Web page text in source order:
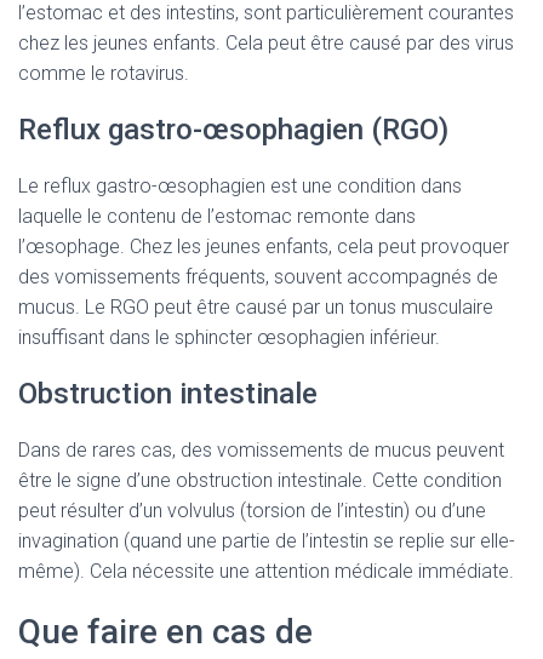
l’estomac et des intestins, sont particulièrement courantes
chez les jeunes enfants. Cela peut être causé par des virus
comme le rotavirus.
Reflux gastro-œsophagien (RGO)
Le reflux gastro-œsophagien est une condition dans
laquelle le contenu de l’estomac remonte dans
l’œsophage. Chez les jeunes enfants, cela peut provoquer
des vomissements fréquents, souvent accompagnés de
mucus. Le RGO peut être causé par un tonus musculaire
insuffisant dans le sphincter œsophagien inférieur.
Obstruction intestinale
Dans de rares cas, des vomissements de mucus peuvent
être le signe d’une obstruction intestinale. Cette condition
peut résulter d’un volvulus (torsion de l’intestin) ou d’une
invagination (quand une partie de l’intestin se replie sur elle-
même). Cela nécessite une attention médicale immédiate.
Que faire en cas de